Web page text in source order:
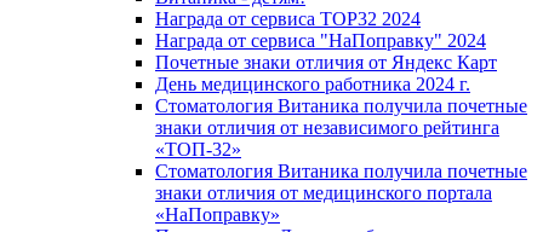
Награда от сервиса TOP32 2024
Награда от сервиса "НаПоправку" 2024
Почетные знаки отличия от Яндекс Карт
День медицинского работника 2024 г.
Стоматология Витаника получила почетные
знаки отличия от независимого рейтинга
«ТОП-32»
Стоматология Витаника получила почетные
знаки отличия от медицинского портала
«НаПоправку»